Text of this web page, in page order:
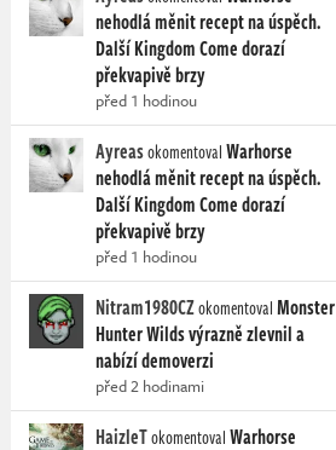
nehodlá měnit recept na úspěch.
Další Kingdom Come dorazí
překvapivě brzy
před 1 hodinou
AyreasokomentovalWarhorse
nehodlá měnit recept na úspěch.
Další Kingdom Come dorazí
překvapivě brzy
před 1 hodinou
Nitram1980CZokomentovalMonster
Hunter Wilds výrazně zlevnil a
nabízí demoverzi
před 2 hodinami
HaizleTokomentovalWarhorse